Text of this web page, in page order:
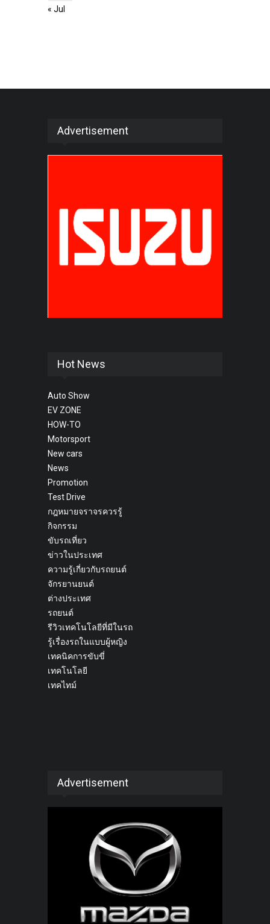
« Jul
Advertisement
Hot News
Auto Show
EV ZONE
HOW-TO
Motorsport
New cars
News
Promotion
Test Drive
กฎหมายจราจรควรรู้
กิจกรรม
ขับรถเที่ยว
ข่าวในประเทศ
ความรู้เกี่ยวกับรถยนต์
จักรยานยนต์
ต่างประเทศ
รถยนต์
รีวิวเทคโนโลยีที่มีในรถ
รู้เรื่องรถในแบบผู้หญิง
เทคนิคการขับขี่
เทคโนโลยี
เทคไทม์
Advertisement